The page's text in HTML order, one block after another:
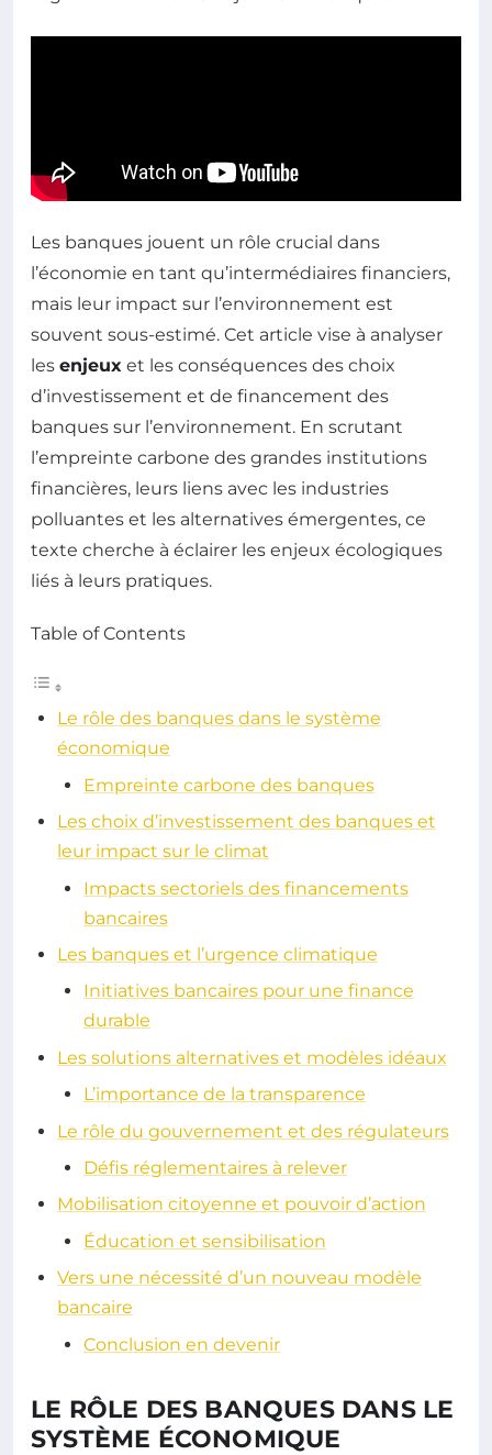
Les banques jouent un rôle crucial dans
l’économie en tant qu’intermédiaires financiers,
mais leur impact sur l’environnement est
souvent sous-estimé. Cet article vise à analyser
les enjeux et les conséquences des choix
d’investissement et de financement des
banques sur l’environnement. En scrutant
l’empreinte carbone des grandes institutions
financières, leurs liens avec les industries
polluantes et les alternatives émergentes, ce
texte cherche à éclairer les enjeux écologiques
liés à leurs pratiques.
Table of Contents
Le rôle des banques dans le système
économique
Empreinte carbone des banques
Les choix d’investissement des banques et
leur impact sur le climat
Impacts sectoriels des financements
bancaires
Les banques et l’urgence climatique
Initiatives bancaires pour une finance
durable
Les solutions alternatives et modèles idéaux
L’importance de la transparence
Le rôle du gouvernement et des régulateurs
Défis réglementaires à relever
Mobilisation citoyenne et pouvoir d’action
Éducation et sensibilisation
Vers une nécessité d’un nouveau modèle
bancaire
Conclusion en devenir
LE RÔLE DES BANQUES DANS LE
SYSTÈME ÉCONOMIQUE